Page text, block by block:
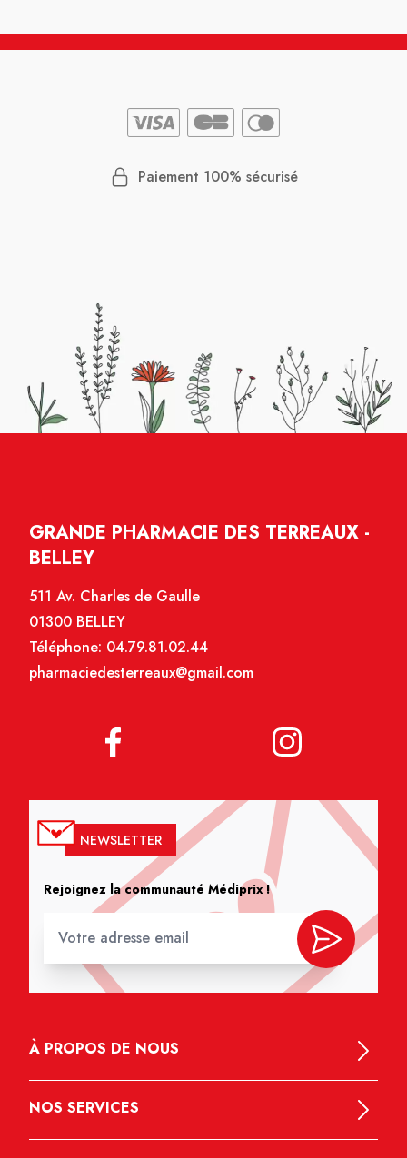
Paiement 100% sécurisé
GRANDE PHARMACIE DES TERREAUX -
BELLEY
511 Av. Charles de Gaulle
01300 BELLEY
Téléphone: 04.79.81.02.44
pharmaciedesterreaux@gmail.com
NEWSLETTER
Rejoignez la communauté Médiprix !
À PROPOS DE NOUS
NOS SERVICES